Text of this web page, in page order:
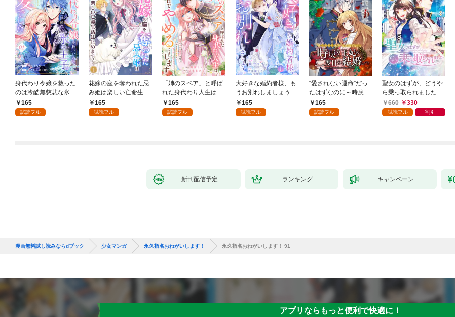
身代わり令嬢を救った
のは冷酷無慈悲な氷の
王子の愛でした１
165
試読フル
花嫁の座を奪われた忌
み姫は楽しい亡命生活
はじめます！１
165
試読フル
「姉のスペア」と呼ば
れた身代わり人生は、
今日でやめることにし
ます～辺境で自由を満
165
試読フル
大好きな婚約者様、も
うお別れしましょう。
１165
試読フル
“愛されない運命”だっ
たはずなのに～時戻り
王妃の二度目の結婚～
１
165
試読フル
聖女のはずが、どうや
ら乗っ取られました 1
巻660 330
試読フル 割引
新刊配信予定 ランキング キャンペーン
漫画無料試し読みならdブック 少女マンガ 永久指名おねがいします！ 永久指名おねがいします！ 91
アプリならもっと便利で快適に！